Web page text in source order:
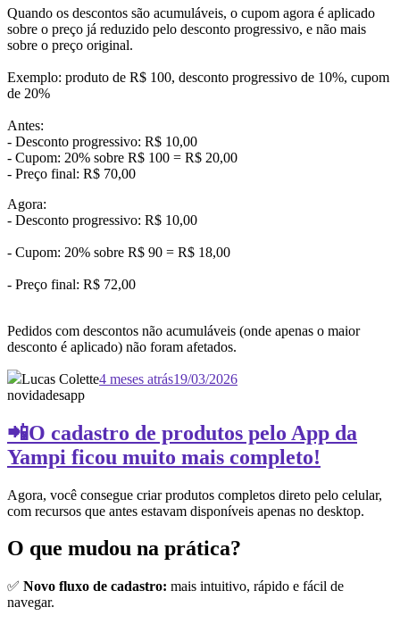
Quando os descontos são acumuláveis, o cupom agora é aplicado
sobre o preço já reduzido pelo desconto progressivo, e não mais
sobre o preço original.
Exemplo: produto de R$ 100, desconto progressivo de 10%, cupom
de 20%
Antes:
- Desconto progressivo: R$ 10,00
- Cupom: 20% sobre R$ 100 = R$ 20,00
- Preço final: R$ 70,00
Agora:
- Desconto progressivo: R$ 10,00
- Cupom: 20% sobre R$ 90 = R$ 18,00
- Preço final: R$ 72,00
Pedidos com descontos não acumuláveis (onde apenas o maior
desconto é aplicado) não foram afetados.
Lucas Colette4 meses atrás19/03/2026
novidadesapp
📲O cadastro de produtos pelo App da
Yampi ficou muito mais completo!
Agora, você consegue criar produtos completos direto pelo celular,
com recursos que antes estavam disponíveis apenas no desktop.
O que mudou na prática?
✅ Novo fluxo de cadastro: mais intuitivo, rápido e fácil de
navegar.